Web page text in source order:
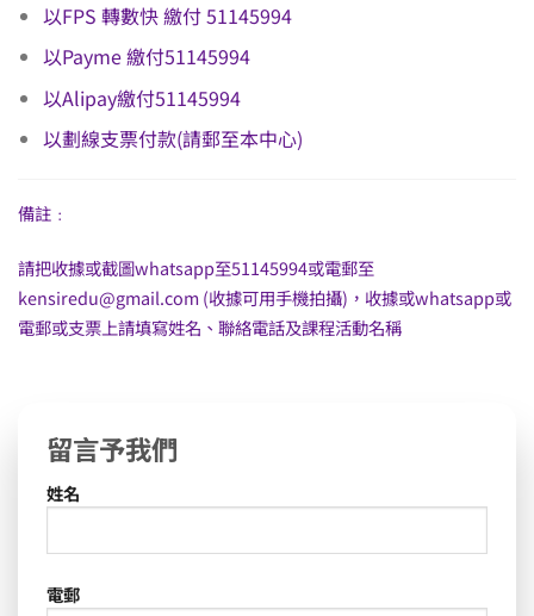
以FPS 轉數快 繳付 51145994
以Payme 繳付51145994
以Alipay繳付51145994
以劃線支票付款(請郵至本中心)
備註﹕
請把收據或截圖whatsapp至51145994或電郵至
kensiredu@gmail.com(收據可用手機拍攝)，收據或whatsapp或
電郵或支票上請填寫姓名、聯絡電話及課程活動名稱
留言予我們
姓名
電郵